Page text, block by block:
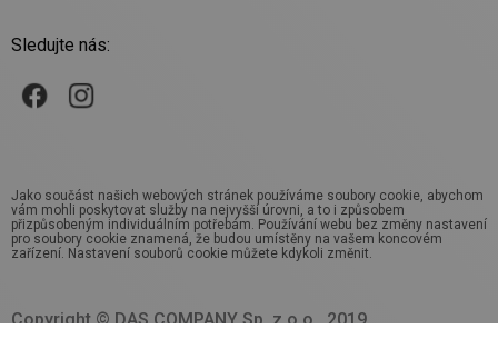
Sledujte nás:
Jako součást našich webových stránek používáme soubory cookie, abychom
vám mohli poskytovat služby na nejvyšší úrovni, a to i způsobem
přizpůsobeným individuálním potřebám. Používání webu bez změny nastavení
pro soubory cookie znamená, že budou umístěny na vašem koncovém
zařízení. Nastavení souborů cookie můžete kdykoli změnit.
Copyright © DAS COMPANY Sp. z o.o., 2019.